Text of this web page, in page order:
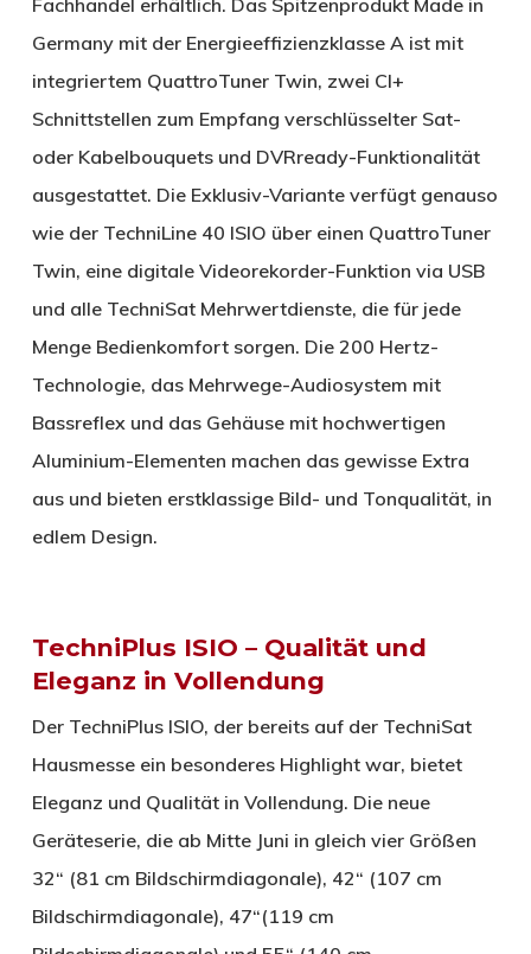
Germany mit der Energieeffizienzklasse A ist mit
integriertem QuattroTuner Twin, zwei CI+
Schnittstellen zum Empfang verschlüsselter Sat-
oder Kabelbouquets und DVRready-Funktionalität
ausgestattet. Die Exklusiv-Variante verfügt genauso
wie der TechniLine 40 ISIO über einen QuattroTuner
Twin, eine digitale Videorekorder-Funktion via USB
und alle TechniSat Mehrwertdienste, die für jede
Menge Bedienkomfort sorgen. Die 200 Hertz-
Technologie, das Mehrwege-Audiosystem mit
Bassreflex und das Gehäuse mit hochwertigen
Aluminium-Elementen machen das gewisse Extra
aus und bieten erstklassige Bild- und Tonqualität, in
edlem Design.
TechniPlus ISIO – Qualität und
Eleganz in Vollendung
Der TechniPlus ISIO, der bereits auf der TechniSat
Hausmesse ein besonderes Highlight war, bietet
Eleganz und Qualität in Vollendung. Die neue
Geräteserie, die ab Mitte Juni in gleich vier Größen
32“ (81 cm Bildschirmdiagonale), 42“ (107 cm
Bildschirmdiagonale), 47“(119 cm